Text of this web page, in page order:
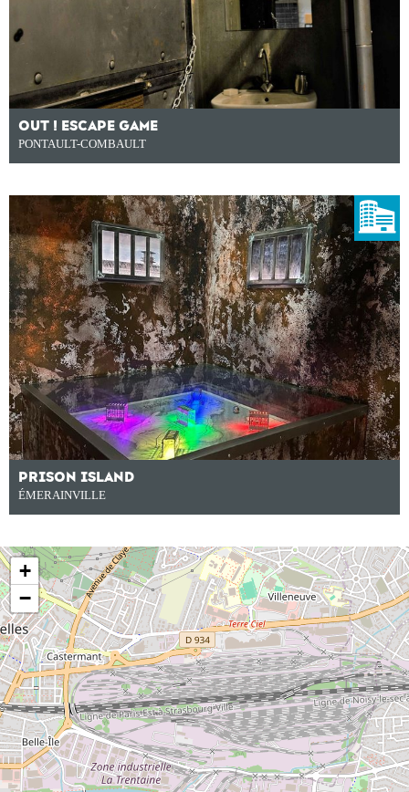
OUT ! ESCAPE GAME
PONTAULT-COMBAULT
PRISON ISLAND
ÉMERAINVILLE
+
−